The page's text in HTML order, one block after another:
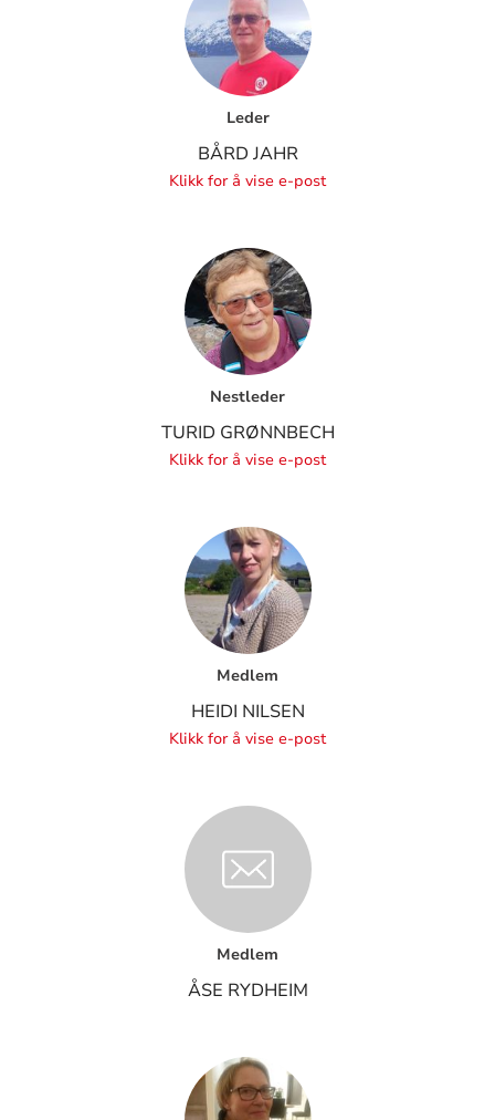
Leder
BÅRD JAHR
Klikk for å vise e-post
Nestleder
TURID GRØNNBECH
Klikk for å vise e-post
Medlem
HEIDI NILSEN
Klikk for å vise e-post
Medlem
ÅSE RYDHEIM